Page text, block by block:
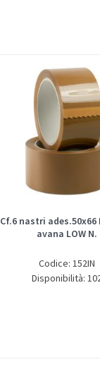
Cf.6 nastri ades.50x66
avana LOW N.
Codice: 152IN
Disponibilità: